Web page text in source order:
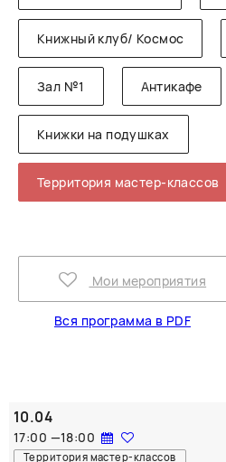
Книжный клуб/ Космос
Зал №1 Антикафе
Книжки на подушках
Территория мастер-классов
Мои мероприятия
Вся программа в PDF
10.04
17:00 —18:00
Территория мастер-классов